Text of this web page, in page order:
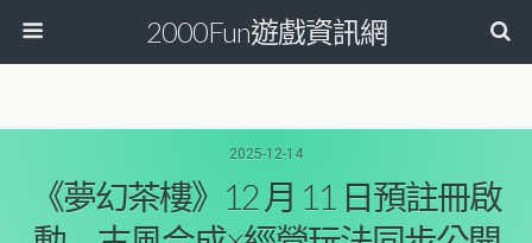
2000Fun遊戲資訊網
2025-12-14
《夢幻茶樓》12 月 11 日預註冊啟